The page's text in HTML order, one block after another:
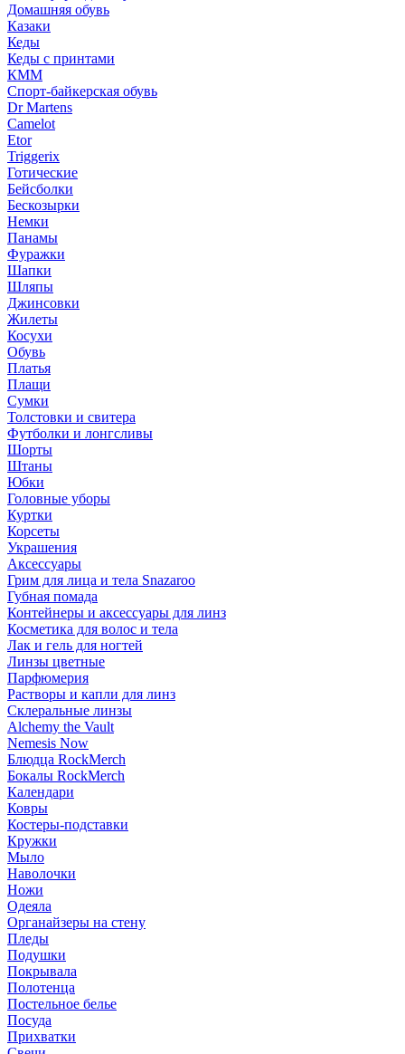
Домашняя обувь
Казаки
Кеды
Кеды с принтами
КММ
Спорт-байкерская обувь
Dr Martens
Camelot
Etor
Triggerix
Готические
Бейсболки
Бескозырки
Немки
Панамы
Фуражки
Шапки
Шляпы
Джинсовки
Жилеты
Косухи
Обувь
Платья
Плащи
Сумки
Толстовки и свитера
Футболки и лонгсливы
Шорты
Штаны
Юбки
Головные уборы
Куртки
Корсеты
Украшения
Аксессуары
Грим для лица и тела Snazaroo
Губная помада
Контейнеры и аксессуары для линз
Косметика для волос и тела
Лак и гель для ногтей
Линзы цветные
Парфюмерия
Растворы и капли для линз
Склеральные линзы
Alchemy the Vault
Nemesis Now
Блюдца RockMerch
Бокалы RockMerch
Календари
Ковры
Костеры-подставки
Кружки
Мыло
Наволочки
Ножи
Одеяла
Органайзеры на стену
Пледы
Подушки
Покрывала
Полотенца
Постельное белье
Посуда
Прихватки